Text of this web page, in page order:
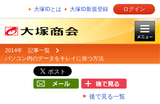
大塚IDとは 大塚ID新規登録 ログイン
2014年 記事一覧
パソコン内のデータをキレイに保つ方法
後で見る一覧